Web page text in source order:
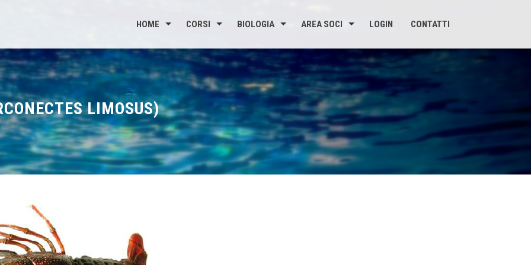
HOME CORSI BIOLOGIA AREA SOCI LOGIN CONTATTI
LIMOSUS)